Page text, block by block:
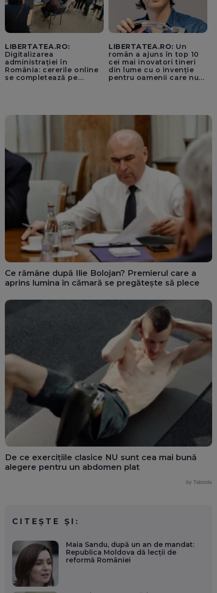
LIBERTATEA.RO:
Digitalizarea
administrației în
România: cererile online
se completează pe
LIBERTATEA.RO: Un
român a ajuns în top 10
cei mai inovatori tineri
din lume cu o invenție
pentru oamenii care nu
Ce rămâne după Ilie Bolojan? Premierul care a
aprins lumina în cămară se pregătește să plece
De ce exercițiile clasice NU sunt cea mai bună
alegere pentru un abdomen plat
by Taboola
CITEȘTE ȘI:
Maia Sandu, după un an de mandat:
Republica Moldova dă lecții de
reformă României